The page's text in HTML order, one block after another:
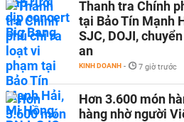
Thanh tra Chính
tại Bảo Tín Mạnh
SJC, DOJI,
an
KINH DOANH - 7 giờ trước
Hơn 3.600 món
hàng nhờ người